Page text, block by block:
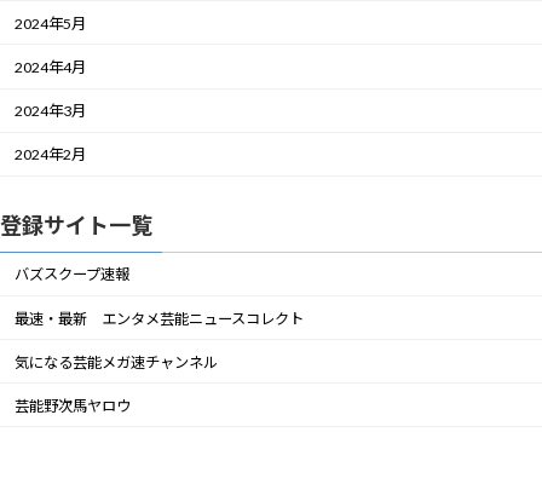
2024年5月
2024年4月
2024年3月
2024年2月
登録サイト一覧
バズスクープ速報
最速・最新 エンタメ芸能ニュースコレクト
気になる芸能メガ速チャンネル
芸能野次馬ヤロウ